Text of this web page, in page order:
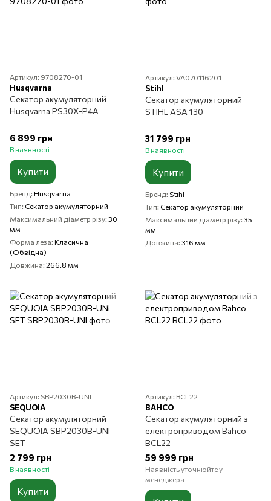
Артикул: 9708270-01
Husqvarna
Секатор акумуляторний
Husqvarna PS30X-P4A
6 899 грн
В наявності
Купити
Бренд Husqvarna
Тип Секатор акумуляторний
Максимальний діаметр різу 30
мм
Форма леза Класична
(Обвідна)
Довжина 266.8 мм
Артикул: VA070116201
Stihl
Секатор акумуляторний
STIHL ASA 130
31 799 грн
В наявності
Купити
Бренд Stihl
Тип Секатор акумуляторний
Максимальний діаметр різу 35
мм
Довжина 316 мм
Артикул: SBP2030B-UNI
SEQUOIA
Секатор акумуляторний
SEQUOIA SBP2030B-UNI
SET
2 799 грн
В наявності
Купити
Артикул: BCL22
BAHCO
Секатор акумуляторний з
електроприводом Bahco
BCL22
59 999 грн
Наявність уточнюйте у
менеджера